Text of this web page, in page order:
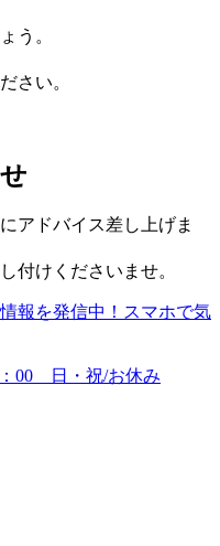
う。
さい。
アドバイス差し上げま
付けくださいませ。
00 日・祝/お休み